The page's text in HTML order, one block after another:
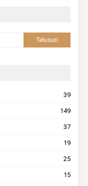
39
149
37
19
25
15